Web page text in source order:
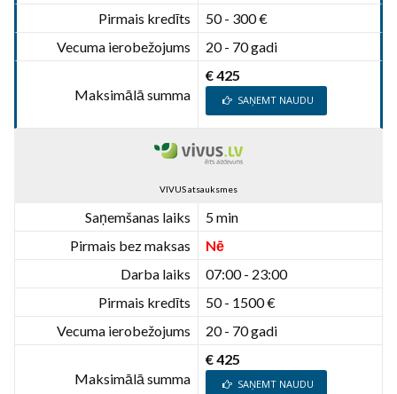
Pirmais kredīts
50 - 300 €
Vecuma ierobežojums
20 - 70 gadi
Maksimālā summa
€ 425
SAŅEMT NAUDU
VIVUS atsauksmes
Saņemšanas laiks
5 min
Pirmais bez maksas
Nē
Darba laiks
07:00 - 23:00
Pirmais kredīts
50 - 1500 €
Vecuma ierobežojums
20 - 70 gadi
Maksimālā summa
€ 425
SAŅEMT NAUDU